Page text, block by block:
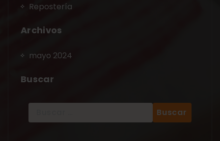
Repostería
Archivos
mayo 2024
Buscar